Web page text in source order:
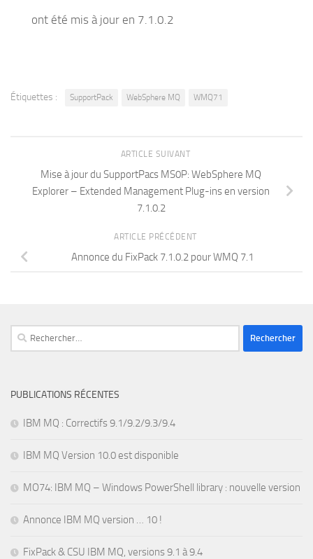
ont été mis à jour en 7.1.0.2
Étiquettes : SupportPack WebSphere MQ WMQ71
ARTICLE SUIVANT
Mise à jour du SupportPacs MS0P: WebSphere MQ
Explorer – Extended Management Plug-ins en version
7.1.0.2
ARTICLE PRÉCÉDENT
Annonce du FixPack 7.1.0.2 pour WMQ 7.1
Rechercher :
PUBLICATIONS RÉCENTES
IBM MQ : Correctifs 9.1/9.2/9.3/9.4
IBM MQ Version 10.0 est disponible
MO74: IBM MQ – Windows PowerShell library : nouvelle version
Annonce IBM MQ version … 10 !
FixPack & CSU IBM MQ, versions 9.1 à 9.4